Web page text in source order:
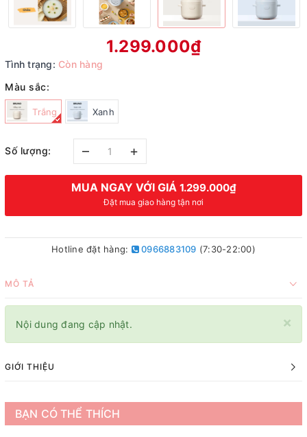
1.299.000₫
Tình trạng: Còn hàng
Màu sắc:
Trắng Xanh
Số lượng: – +
MUA NGAY VỚI GIÁ 1.299.000₫
Đặt mua giao hàng tận nơi
Hotline đặt hàng: 0966883109 (7:30-22:00)
MÔ TẢ
×
Nội dung đang cập nhật.
GIỚI THIỆU
BẠN CÓ THỂ THÍCH